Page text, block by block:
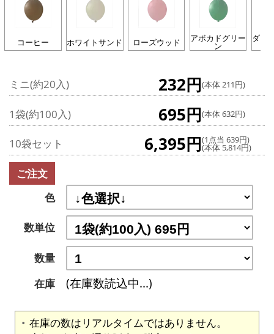
コーヒー ホワイトサンド ローズウッド アボカドグリー
ン
ダー
ミニ(約20入) 232円(本体 211円)
1袋(約100入) 695円(本体 632円)
10袋セット 6,395円(1点当 639円)
(本体 5,814円)
ご注文
色
数単位
数量
在庫
(在庫数読込中...)
在庫の数はリアルタイムではありません。